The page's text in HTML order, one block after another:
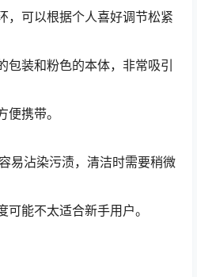
，可以根据个人喜好调节松紧
包装和粉色的本体，非常吸引
便携带。
易沾染污渍，清洁时需要稍微
可能不太适合新手用户。